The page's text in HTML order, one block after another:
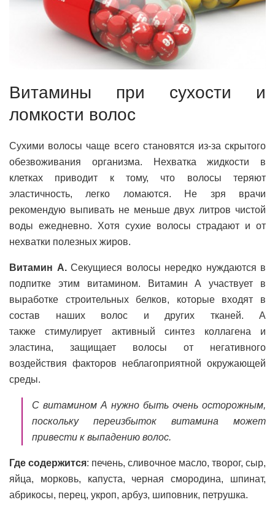
Витамины при сухости и
ломкости волос
Сухими волосы чаще всего становятся из-за скрытого
обезвоживания организма. Нехватка жидкости в
клетках приводит к тому, что волосы теряют
эластичность, легко ломаются. Не зря врачи
рекомендую выпивать не меньше двух литров чистой
воды ежедневно. Хотя сухие волосы страдают и от
нехватки полезных жиров.
Витамин А.Секущиеся волосы нередко нуждаются в
подпитке этим витамином. Витамин А участвует в
выработке строительных белков, которые входят в
состав наших волос и других тканей. А
также стимулирует активный синтез коллагена и
эластина, защищает волосы от негативного
воздействия факторов неблагоприятной окружающей
среды.
С витамином А нужно быть очень осторожным,
поскольку переизбыток витамина может
привести к выпадению волос.
Где содержится: печень, сливочное масло, творог, сыр,
яйца, морковь, капуста, черная смородина, шпинат,
абрикосы, перец, укроп, арбуз, шиповник, петрушка.